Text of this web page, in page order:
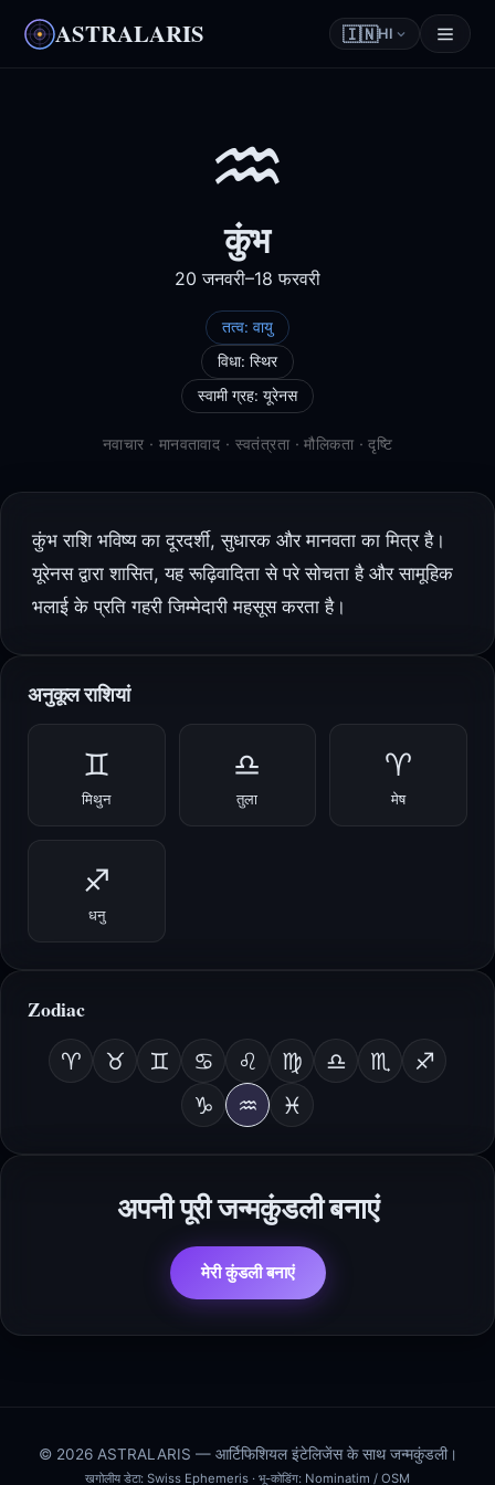
ASTRALARIS 🇮🇳HI
♒
कुंभ
20 जनवरी–18 फरवरी
तत्व: वायु
विधा: स्थिर
स्वामी ग्रह: यूरेनस
नवाचार · मानवतावाद · स्वतंत्रता · मौलिकता · दृष्टि
कुंभ राशि भविष्य का दूरदर्शी, सुधारक और मानवता का मित्र है।
यूरेनस द्वारा शासित, यह रूढ़िवादिता से परे सोचता है और सामूहिक
भलाई के प्रति गहरी जिम्मेदारी महसूस करता है।
अनुकूल राशियां
♊
मिथुन
♎
तुला
♈
मेष
♐
धनु
Zodiac
♈ ♉ ♊ ♋ ♌ ♍ ♎ ♏
♐
♑
♒ ♓
अपनी पूरी जन्मकुंडली बनाएं
मेरी कुंडली बनाएं
© 2026 ASTRALARIS — आर्टिफिशियल इंटेलिजेंस के साथ जन्मकुंडली।
खगोलीय डेटा: Swiss Ephemeris · भू-कोडिंग: Nominatim / OSM